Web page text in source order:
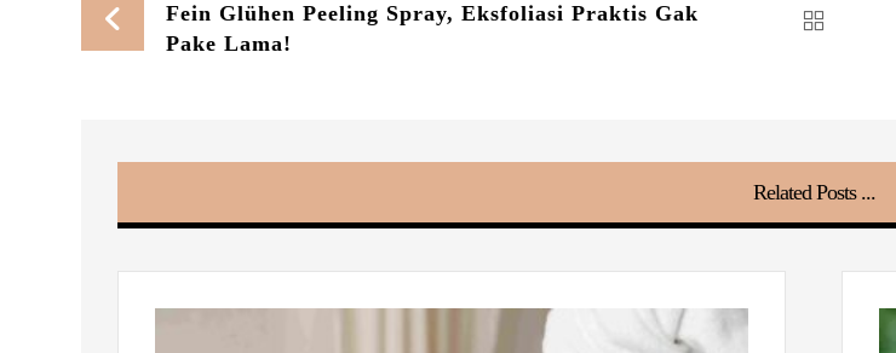
Fein Glühen Peeling Spray, Eksfoliasi Praktis Gak
Pake Lama!
Related Posts ...